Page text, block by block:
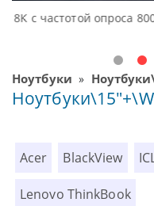
Доступные
Ноутбуки »
Acer BlackView
Lenovo ThinkBook